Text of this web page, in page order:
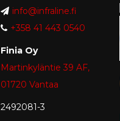
info@infraline.fi
+358 41 443 0540
Finia Oy
Martinkyläntie 39 AF,
01720 Vantaa
2492081-3